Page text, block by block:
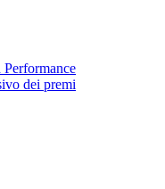
dei premi